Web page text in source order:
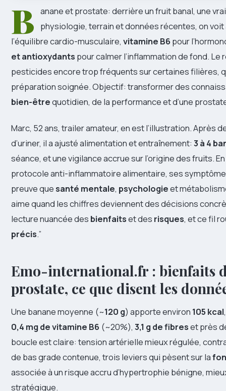
B anane et prostate: derrière un fruit banal, une
physiologie, terrain et données récentes, on
l’équilibre cardio-musculaire, vitamine B6 pour
et antioxydants pour calmer l’inflammation de fond. Le
pesticides encore trop fréquents sur certaines filières,
préparation soignée. Objectif: transformer des
bien-êtrequotidien, de la performance et d’une
Marc, 52 ans, trailer amateur, en est l’illustration. Après
d’uriner, il a ajusté alimentation et entraînement: 3 à 4
séance, et une vigilance accrue sur l’origine des fruits.
protocole anti-inflammatoire alimentaire, ses
preuve quesanté mentale, psychologieet
aime quand les chiffres deviennent des décisions
lecture nuancée des bienfaitset des risques, et ce fil
précis.”
Emo-international.fr : bienfaits
prostate, ce que disent les
Une banane moyenne (~120 g) apporte environ 105 kcal
0,4 mg de vitamine B6 (~20%), 3,1 g de fibreset près
boucle est claire: tension artérielle mieux régulée,
de bas grade contenue, trois leviers qui pèsent sur la
associée à un risque accru d’hypertrophie bénigne,
stratégique.